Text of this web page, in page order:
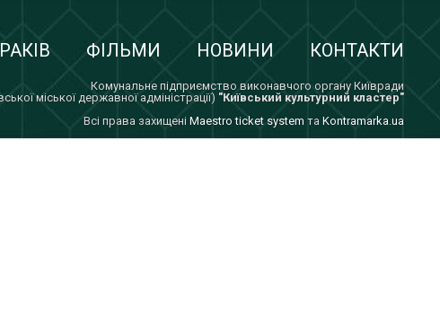
ФІЛЬМИ НОВИНИ КОНТАКТИ
Комунальне підприємство виконавчого органу Київради
міської державної адміністрації) "Київський культурний кластер"
Всi права захищенi Maestro ticket system та Kontramarka.ua